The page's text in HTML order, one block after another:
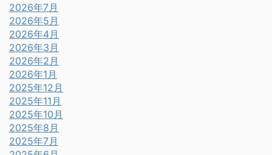
2026年7月
2026年5月
2026年4月
2026年3月
2026年2月
2026年1月
2025年12月
2025年11月
2025年10月
2025年8月
2025年7月